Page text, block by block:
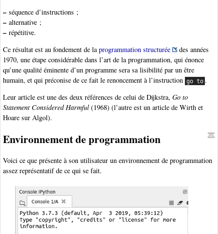
–séquence d’instructions ;
–alternative ;
–répétitive.
Ce résultat est au fondement de laprogrammation structurée
des années
1970, une étape considérable dans l’art de la programmation, qui énonce
qu’une qualité éminente d’un programme sera sa lisibilité par un être
humain, et qui préconise de ce fait le renoncement à l’instruction go to .
Leur article est une des deux références de celui de Dijkstra, Go to
Statement Considered Harmful (1968) (l’autre est un article de Wirth et
Hoare sur Algol).
Environnement de programmation
Voici ce que présente à son utilisateur un environnement de programmation
assez représentatif de ce qui se fait.